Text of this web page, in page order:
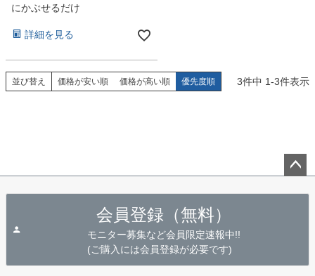
にかぶせるだけ
詳細を見る
並び替え 価格が安い順 価格が高い順 優先度順 3件中 1-3件表示
会員登録（無料）
モニター募集など会員限定速報中!!
(ご購入には会員登録が必要です)